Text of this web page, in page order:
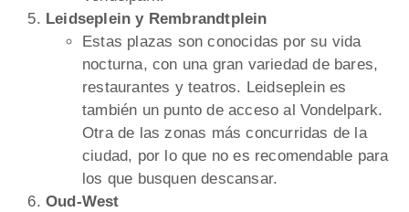
Leidseplein y Rembrandtplein
Estas plazas son conocidas por su vida
nocturna, con una gran variedad de bares,
restaurantes y teatros. Leidseplein es
también un punto de acceso al Vondelpark.
Otra de las zonas más concurridas de la
ciudad, por lo que no es recomendable para
los que busquen descansar.
Oud-West